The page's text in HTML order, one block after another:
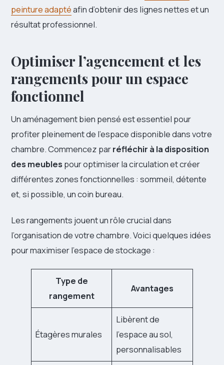
peinture adaptéafin d’obtenir des lignes nettes et un
résultat professionnel.
Optimiser l’agencement et les
rangements pour un espace
fonctionnel
Un aménagement bien pensé est essentiel pour
profiter pleinement de l’espace disponible dans votre
chambre. Commencez parréfléchir à la disposition
des meubles pour optimiser la circulation et créer
différentes zones fonctionnelles : sommeil, détente
et, si possible, un coin bureau.
Les rangements jouent un rôle crucial dans
l’organisation de votre chambre. Voici quelques idées
pour maximiser l’espace de stockage :
Type de
rangement
Avantages
Étagères murales
Libèrent de
l’espace au sol,
personnalisables